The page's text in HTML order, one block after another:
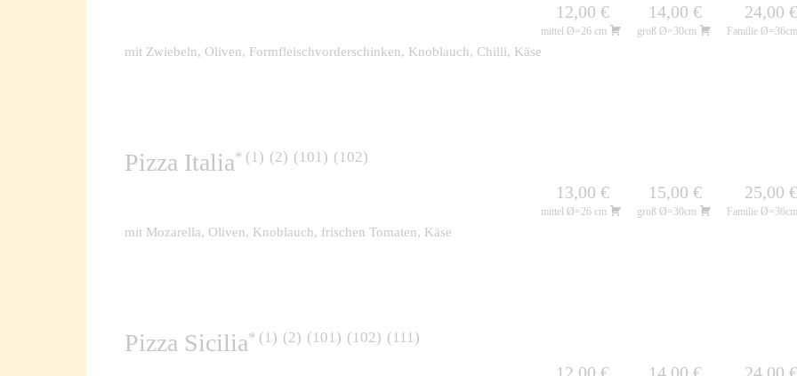
12,00 €
mittel Ø=26 cm
14,00 €
groß Ø=30cm
24,00 €
Familie Ø=36cm
mit Zwiebeln, Oliven, Formfleischvorderschinken, Knoblauch, Chilli, Käse
Pizza Italia 1 2 101 102
13,00 €
mittel Ø=26 cm
15,00 €
groß Ø=30cm
25,00 €
Familie Ø=36cm
mit Mozarella, Oliven, Knoblauch, frischen Tomaten, Käse
Pizza Sicilia 1 2 101 102 111